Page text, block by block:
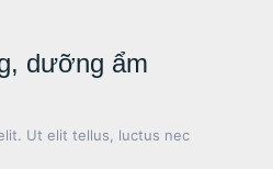
dưỡng ẩm
Ut elit tellus, luctus nec